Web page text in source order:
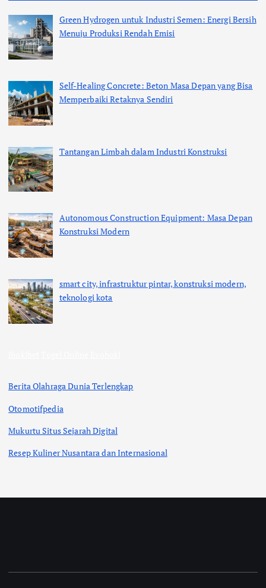
Green Hydrogen untuk Industri Semen: Energi Bersih
Menuju Produksi Rendah Emisi
Self-Healing Concrete: Beton Masa Depan yang Bisa
Memperbaiki Retaknya Sendiri
Tantangan Limbah dalam Industri Konstruksi
Autonomous Construction Equipment: Masa Depan
Konstruksi Modern
smart city, infrastruktur pintar, konstruksi modern,
teknologi kota
Berita Olahraga Dunia Terlengkap
Otomotifpedia
Mukurtu Situs Sejarah Digital
Resep Kuliner Nusantara dan Internasional